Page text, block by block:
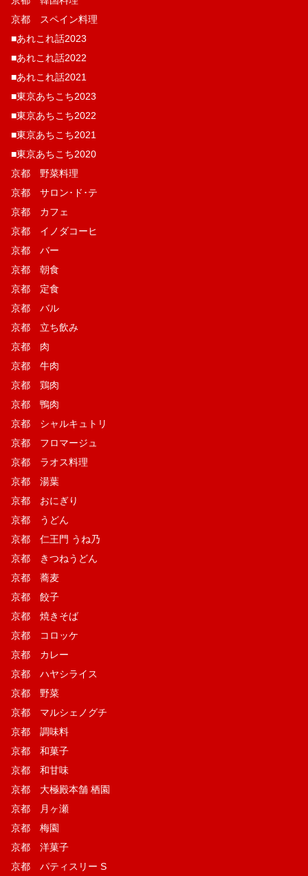
京都 スペイン料理
■あれこれ話2023
■あれこれ話2022
■あれこれ話2021
■東京あちこち2023
■東京あちこち2022
■東京あちこち2021
■東京あちこち2020
京都 野菜料理
京都 サロン･ド･テ
京都 カフェ
京都 イノダコーヒ
京都 バー
京都 朝食
京都 定食
京都 バル
京都 立ち飲み
京都 肉
京都 牛肉
京都 鶏肉
京都 鴨肉
京都 シャルキュトリ
京都 フロマージュ
京都 ラオス料理
京都 湯葉
京都 おにぎり
京都 うどん
京都 仁王門 うね乃
京都 きつねうどん
京都 蕎麦
京都 餃子
京都 焼きそば
京都 コロッケ
京都 カレー
京都 ハヤシライス
京都 野菜
京都 マルシェノグチ
京都 調味料
京都 和菓子
京都 和甘味
京都 大極殿本舗 栖園
京都 月ヶ瀬
京都 梅園
京都 洋菓子
京都 パティスリー S